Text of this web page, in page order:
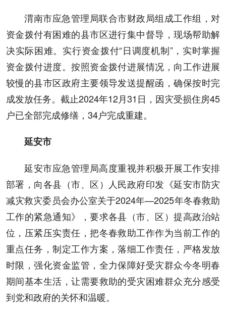
渭南市应急管理局联合市财政局组成工作组，对
资金拨付有困难的县市区进行集中督导，现场帮助解
决实际困难。实行资金拨付“日调度机制”，实时掌握
资金拨付进度。按照资金拨付进展情况，向工作进展
较慢的县市区政府主要领导发送提醒函，确保按时完
成发放任务。截止2024年12月31日，因灾受损住房45
户已全部完成修缮，34户完成重建。
延安市
延安市应急管理局高度重视并积极开展工作安排
部署，向各县（市、区）人民政府印发《延安市防灾
减灾救灾委员会办公室关于2024年—2025年冬春救助
工作的紧急通知》，要求各县（市、区）提高政治站
位，压紧压实责任，把冬春救助工作作为当前工作的
重点任务，制定工作方案，落细工作责任，严格发放
时限，强化资金监管，全力保障好受灾群众今冬明春
期间基本生活，让需要救助的受灾困难群众充分感受
到党和政府的关怀和温暖。